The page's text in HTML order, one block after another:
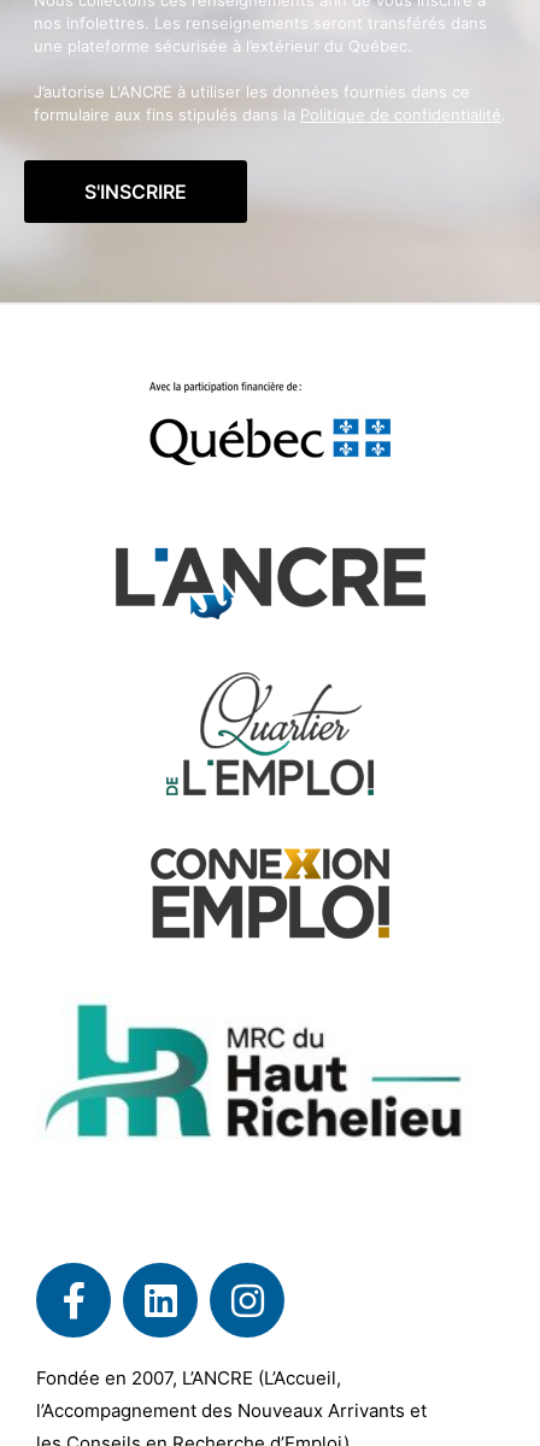
nos infolettres. Les renseignements seront transférés dans
une plateforme sécurisée à l’extérieur du Québec.
J’autorise L'ANCRE à utiliser les données fournies dans ce
formulaire aux fins stipulés dans la Politique de confidentialité
Fondée en 2007, L’ANCRE (L’Accueil,
l’Accompagnement des Nouveaux Arrivants et